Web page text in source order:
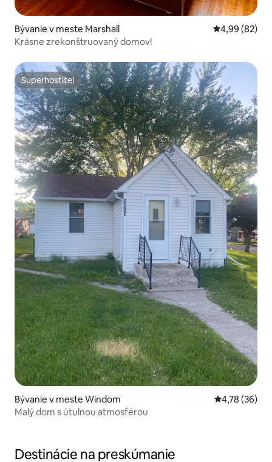
Bývanie v meste Marshall Priemerné
4,99 (82)
Krásne zrekonštruovaný domov!
Superhostiteľ
Superhostiteľ
Bývanie v meste Windom Priemerné
4,78 (36)
Malý dom s útulnou atmosférou
Destinácie na preskúmanie